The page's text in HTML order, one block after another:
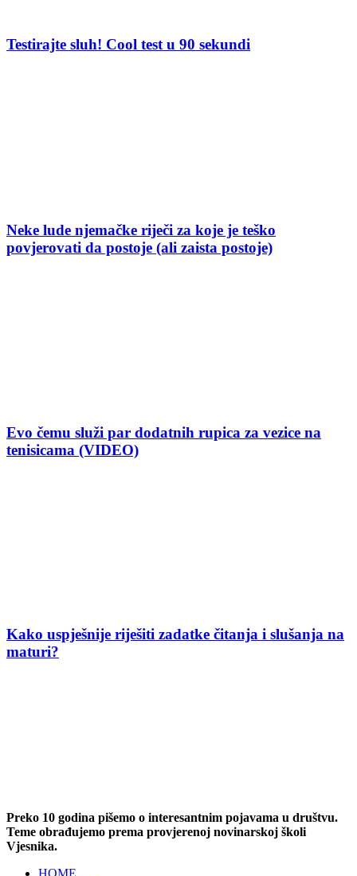
Testirajte sluh! Cool test u 90 sekundi
Neke lude njemačke riječi za koje je teško
povjerovati da postoje (ali zaista postoje)
Evo čemu služi par dodatnih rupica za vezice na
tenisicama (VIDEO)
Kako uspješnije riješiti zadatke čitanja i slušanja na
maturi?
Preko 10 godina pišemo o interesantnim pojavama u društvu.
Teme obrađujemo prema provjerenoj novinarskoj školi
Vjesnika.